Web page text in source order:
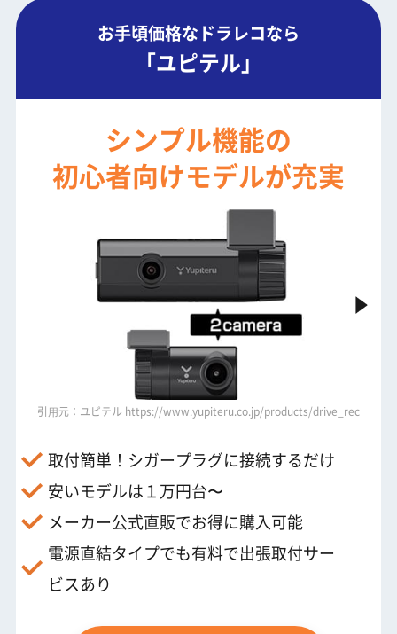
お手頃価格なドラレコなら
「ユピテル」
シンプル機能の
初心者向けモデルが充実
y-300r/
引⽤元：ユピテル https://www.yupiteru.co.jp/products/drive_recorder/
取付簡単！シガープラグに接続するだけ
安いモデルは１万円台〜
メーカー公式直販でお得に購入可能
電源直結タイプでも有料で出張取付サー
ビスあり